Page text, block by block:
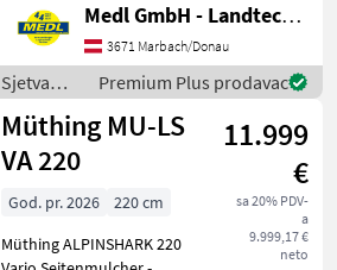
Weitwinkelgelenkwelle -
außenliegendes Getriebe
mit Freilauf - starker Rotor
mit Hammerschlegel bis
Medl GmbH - Landtechnik Großhandel
3671 Marbach/Donau
Sjetva
(sijačice,
mulčeri,
sjetvospremači
i dr) / Orsi
Premium Plus prodavac
Müthing MU-LS
VA 220
11.999
€
sa 20% PDV-
a
9.999,17 €
neto
God. pr. 2026
220 cm
Müthing ALPINSHARK 220